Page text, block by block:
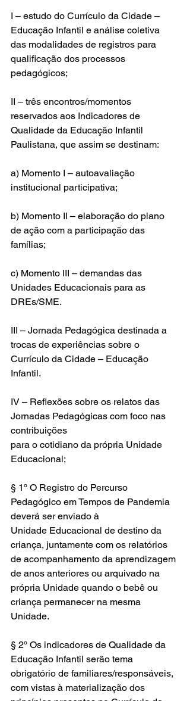
I – estudo do Currículo da Cidade –
Educação Infantil e análise coletiva
das modalidades de registros para
qualificação dos processos
pedagógicos;
II – três encontros/momentos
reservados aos Indicadores de
Qualidade da Educação Infantil
Paulistana, que assim se destinam:
a) Momento I – autoavaliação
institucional participativa;
b) Momento II – elaboração do plano
de ação com a participação das
famílias;
c) Momento III – demandas das
Unidades Educacionais para as
DREs/SME.
III – Jornada Pedagógica destinada a
trocas de experiências sobre o
Currículo da Cidade – Educação
Infantil.
IV – Reflexões sobre os relatos das
Jornadas Pedagógicas com foco nas
contribuições
para o cotidiano da própria Unidade
Educacional;
§ 1º O Registro do Percurso
Pedagógico em Tempos de Pandemia
deverá ser enviado à
Unidade Educacional de destino da
criança, juntamente com os relatórios
de acompanhamento da aprendizagem
de anos anteriores ou arquivado na
própria Unidade quando o bebê ou
criança permanecer na mesma
Unidade.
§ 2º Os indicadores de Qualidade da
Educação Infantil serão tema
obrigatório de familiares/responsáveis,
com vistas à materialização dos